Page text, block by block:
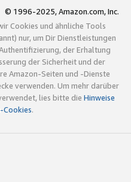
© 1996-2025, Amazon.com, Inc.
Cookies und ähnliche Tools
nur, um Dir Dienstleistungen
der Erhaltung
der Sicherheit und der
Amazon-Seiten und -Dienste
verwenden. Um mehr darüber
lies bitte die Hinweise
Cookies.